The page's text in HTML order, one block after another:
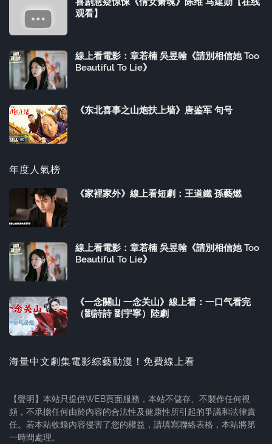
观看】
線上看電影：章若楠 吳昱翰《請別相信她 Too
Beautiful To Lie》
《东北喜事之山炮扶上墙》唐鉴军 句号
年度人氣榜
《家裡家外》線上看短劇：王道鐵 孫藝燃
線上看電影：章若楠 吳昱翰《請別相信她 Too
Beautiful To Lie》
《一念關山 一念关山》線上看：一口气看完
（劉詩詩 劉宇寧）陸劇
海量中文劇集電影綜藝動漫！免費線上看
【聲明】本站只提供WEB頁面服務，本站不儲存、不製作任何視
頻，不承擔任何由於內容的合法性及健康性所引起的爭議和法律責
任。若本站收錄內容侵害了您的權益，請填寫聯絡表格，本站將第
一時間處理。